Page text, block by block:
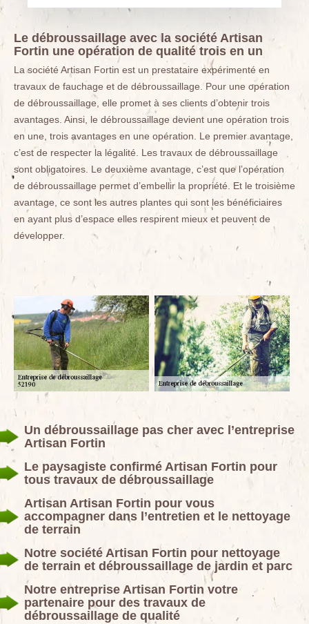
Le débroussaillage avec la société Artisan
Fortin une opération de qualité trois en un
La société Artisan Fortin est un prestataire expérimenté en
travaux de fauchage et de débroussaillage. Pour une opération
de débroussaillage, elle promet à ses clients d’obtenir trois
avantages. Ainsi, le débroussaillage devient une opération trois
en une, trois avantages en une opération. Le premier avantage,
c’est de respecter la légalité. Les travaux de débroussaillage
sont obligatoires. Le deuxième avantage, c’est que l’opération
de débroussaillage permet d’embellir la propriété. Et le troisième
avantage, ce sont les autres plantes qui sont les bénéficiaires
en ayant plus d’espace elles respirent mieux et peuvent de
développer.
Un débroussaillage pas cher avec l’entreprise
Artisan Fortin
Le paysagiste confirmé Artisan Fortin pour
tous travaux de débroussaillage
Artisan Artisan Fortin pour vous
accompagner dans l’entretien et le nettoyage
de terrain
Notre société Artisan Fortin pour nettoyage
de terrain et débroussaillage de jardin et parc
Notre entreprise Artisan Fortin votre
partenaire pour des travaux de
débroussaillage de qualité